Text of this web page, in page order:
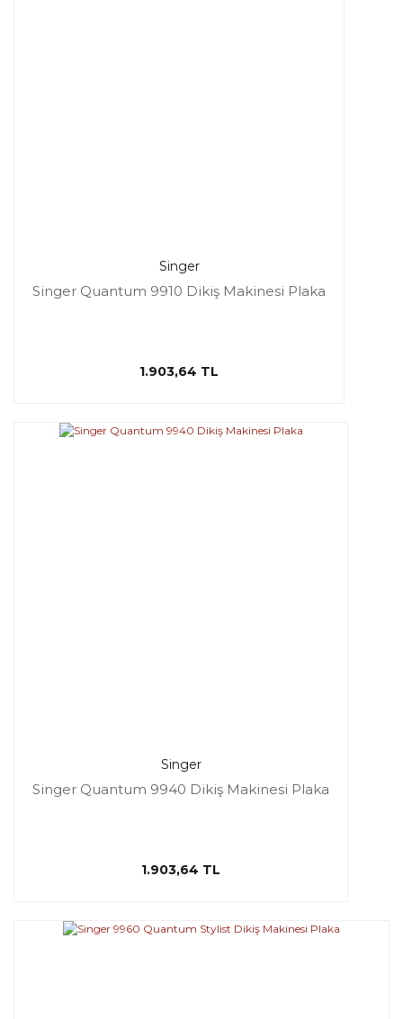
Singer
Singer Quantum 9910 Dikiş Makinesi Plaka
1.903,64 TL
Singer
Singer Quantum 9940 Dikiş Makinesi Plaka
1.903,64 TL